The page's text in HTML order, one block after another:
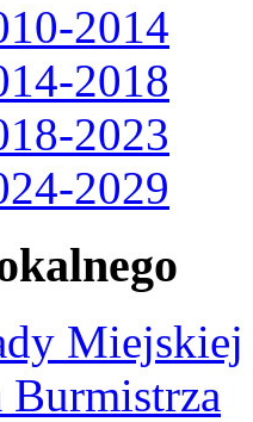
2014
2018
2023
2029
Miejskiej
Burmistrza